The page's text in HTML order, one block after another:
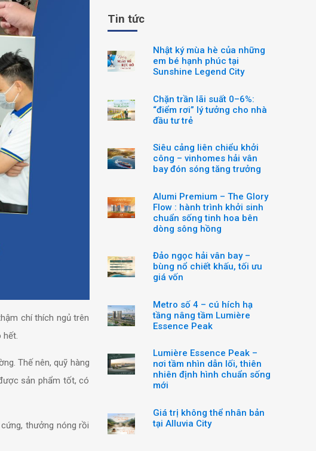
chí thích ngủ trên
hết.
Thế nên, quỹ hàng
sản phẩm tốt, có
thưởng nóng rồi
Tin tức
Nhật ký mùa hè của những
em bé hạnh phúc tại
Sunshine Legend City
Chặn trần lãi suất 0–6%:
“điểm rơi” lý tưởng cho nhà
đầu tư trẻ
Siêu cảng liên chiểu khởi
công – vinhomes hải vân
bay đón sóng tăng trưởng
Alumi Premium – The Glory
Flow : hành trình khởi sinh
chuẩn sống tinh hoa bên
dòng sông hồng
Đảo ngọc hải vân bay –
bùng nổ chiết khấu, tối ưu
giá vốn
Metro số 4 – cú hích hạ
tầng nâng tầm Lumière
Essence Peak
Lumière Essence Peak –
nơi tầm nhìn dẫn lối, thiên
nhiên định hình chuẩn sống
mới
Giá trị không thể nhân bản
tại Alluvia City